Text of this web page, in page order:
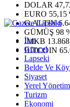
DOLAR
EURO 55,15
G.ALTIN
GÜMÜŞ 98
IMKB
BITCOIN
İlan
Güncel
Lapseki
Belde Ve
Siyaset
Yerel Yönetim
Turizm
Ekonomi